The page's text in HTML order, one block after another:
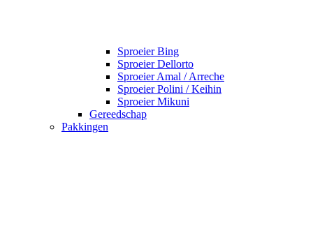
Sproeier Bing
Sproeier Dellorto
Sproeier Amal / Arreche
Sproeier Polini / Keihin
Sproeier Mikuni
Gereedschap
Pakkingen